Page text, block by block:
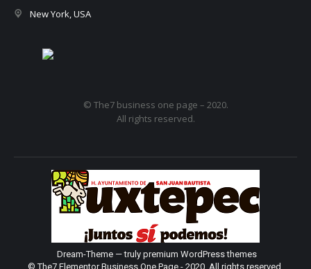
New York, USA
© The7 business one page – 2020.
All rights reserved.
Dream-Theme — truly premium WordPress themes
© The7 Elementor Business One Page - 2020. All rights reserved.